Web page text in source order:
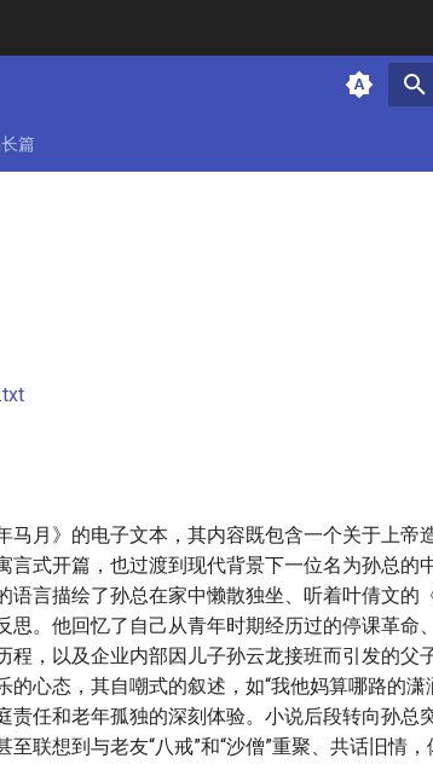
篇
马月》的电子文本，其内容既包含一个关于上帝
言式开篇，也过渡到现代背景下一位名为孙总的
语言描绘了孙总在家中懒散独坐、听着叶倩文的
思。他回忆了自己从青年时期经历过的停课革命
程，以及企业内部因儿子孙云龙接班而引发的父
的心态，其自嘲式的叙述，如“我他妈算哪路的
责任和老年孤独的深刻体验。小说后段转向孙总
至联想到与老友“八戒”和“沙僧”重聚、共话旧情